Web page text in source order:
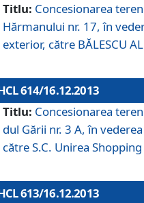
Titlu: Concesionarea
Hărmanului nr. 17, în
exterior, către BĂLESCU
614/16.12.2013
Titlu: Concesionarea
dul Gării nr. 3 A, în
către S.C. Unirea
613/16.12.2013